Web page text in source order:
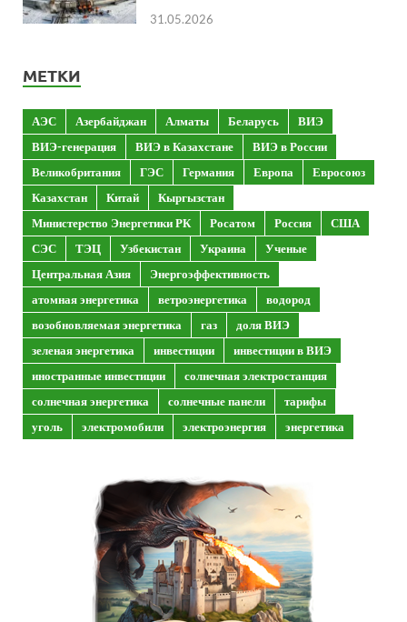
31.05.2026
МЕТКИ
АЭС Азербайджан Алматы Беларусь
ВИЭ
ВИЭ-генерация
ВИЭ в Казахстане
ВИЭ в России
Великобритания
ГЭС Германия Европа
Евросоюз
Казахстан
Китай
Кыргызстан
Министерство Энергетики РК
Росатом Россия
США
СЭС
ТЭЦ Узбекистан Украина
Ученые
Центральная Азия
Энергоэффективность
атомная энергетика
ветроэнергетика
водород
возобновляемая энергетика
газ
доля ВИЭ
зеленая энергетика
инвестиции
инвестиции в ВИЭ
иностранные инвестиции
солнечная электростанция
солнечная энергетика
солнечные панели
тарифы
уголь
электромобили электроэнергия энергетика